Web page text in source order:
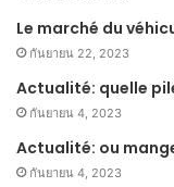
Le marché du
กันยายน 22, 2023
Actualité: quelle
กันยายน 4, 2023
Actualité: ou
กันยายน 4, 2023